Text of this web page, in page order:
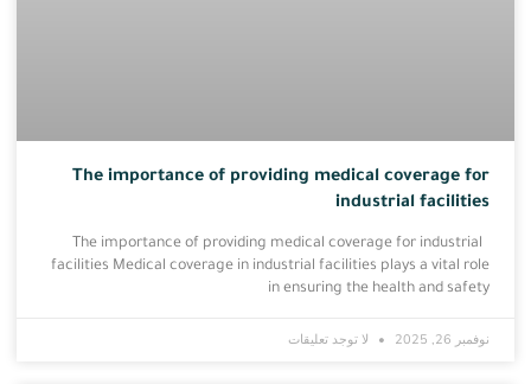
The importance of providing medical coverage for
industrial facilities
The importance of providing medical coverage for industrial
facilities Medical coverage in industrial facilities plays a vital role
in ensuring the health and safety
نوفمبر 26, 2025 لا توجد تعليقات